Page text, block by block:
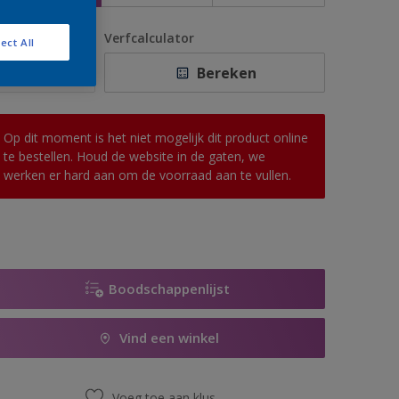
Verfcalculator
Bereken
Op dit moment is het niet mogelijk dit product online
te bestellen. Houd de website in de gaten, we
werken er hard aan om de voorraad aan te vullen.
Boodschappenlijst
Vind een winkel
All